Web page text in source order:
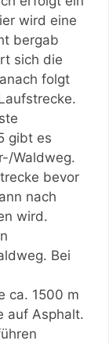
wird eine
bergab
sich die
folgt
gibt es
Waldweg.
bevor
nach
wird.
Bei
ca. 1500 m
auf Asphalt.